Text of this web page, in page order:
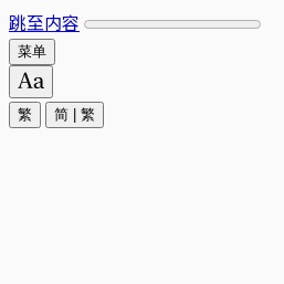
跳至内容
菜单
繁 简 繁